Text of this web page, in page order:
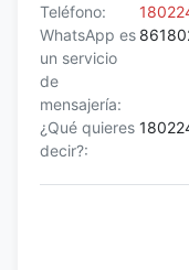
Teléfono:
WhatsApp es
un servicio
de
mensajería:
¿Qué quieres
decir?: